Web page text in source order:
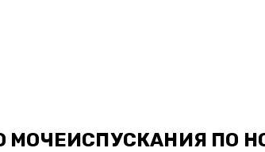
МОЧЕИСПУСКАНИЯ ПО